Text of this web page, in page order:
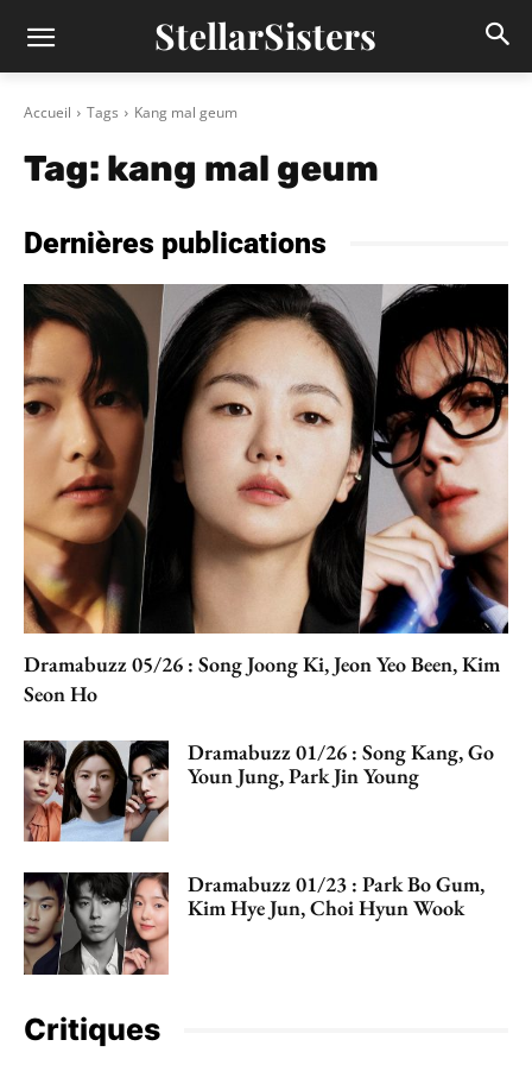
StellarSisters
Accueil Tags Kang mal geum
Tag: kang mal geum
Dernières publications
Dramabuzz 05/26 : Song Joong Ki, Jeon Yeo Been, Kim
Seon Ho
Dramabuzz 01/26 : Song Kang, Go
Youn Jung, Park Jin Young
Dramabuzz 01/23 : Park Bo Gum,
Kim Hye Jun, Choi Hyun Wook
Critiques